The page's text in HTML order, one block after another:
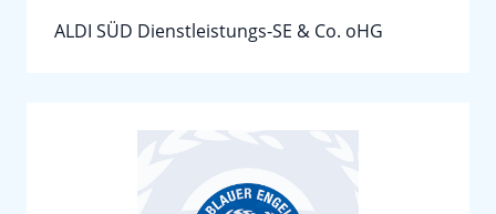
ALDI SÜD Dienstleistungs-SE & Co. oHG